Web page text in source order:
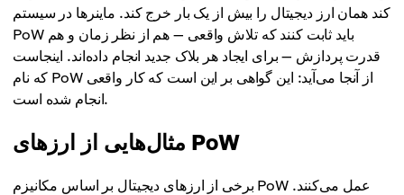
کند همان ارز دیجیتال را بیش از یک بار خرج کند. ماینرها در سیستم
PoW باید ثابت کنند که تلاش واقعی — هم از نظر زمان و هم
قدرت پردازش — برای ایجاد هر بلاک جدید انجام داده‌اند. اینجاست
که نام PoW از آنجا می‌آید: این گواهی بر این است که کار واقعی
انجام شده است.
مثال‌هایی از ارزهای PoW
برخی از ارزهای دیجیتال بر اساس مکانیزم PoW عمل می‌کنند.